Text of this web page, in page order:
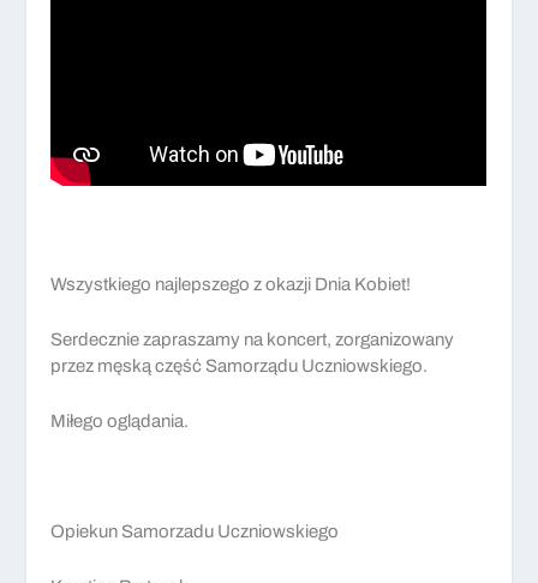
Wszystkiego najlepszego z okazji Dnia Kobiet!
Serdecznie zapraszamy na koncert, zorganizowany
przez męską część Samorządu Uczniowskiego.
Miłego oglądania.
Opiekun Samorzadu Uczniowskiego